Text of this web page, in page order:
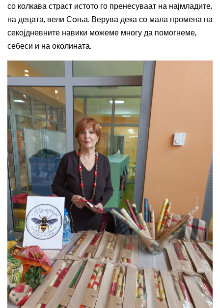
со колкава страст истото го пренесуваат на најмладите,
на децата, вели Сoња. Верува дека со мала промена на
секојдневните навики можеме многу да помогнеме,
себеси и на околината.